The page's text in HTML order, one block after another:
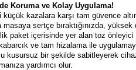
Koruma ve Kolay Uygulama!
kazalara karşı tam güvence
sertçe bıraktığınızda, yüksek
paket içerisinde yer alan toz
ve tam hizalama ile
bir şekilde sabitleyerek
yardımcı olur.